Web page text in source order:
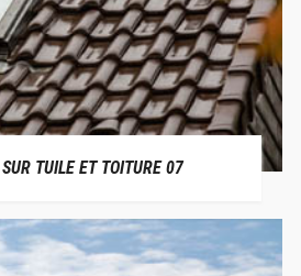
TUILE ET TOITURE 07